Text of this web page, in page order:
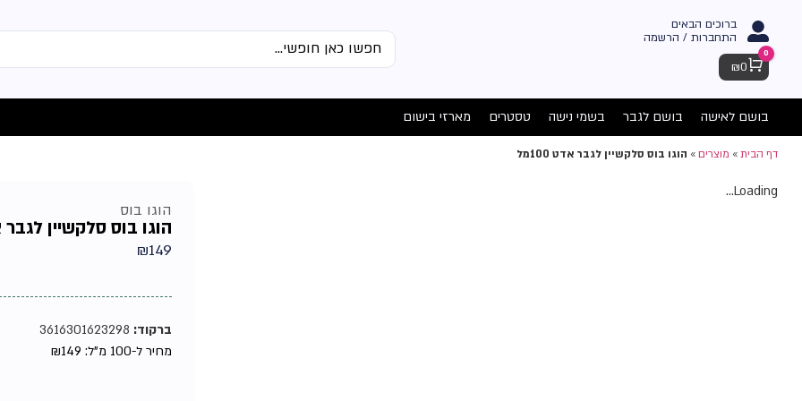
ברוכים הבאים
התחברות / הרשמה
Cart
0
₪0
בושם לאישה בושם לגבר בשמי נישה טסטרים מארזי בישום
דף הבית» מוצרים» הוגו בוס סלקשיין לגבר אדט 100מל
Loading...
הוגו בוס
הוגו בוס סלקשיין לגבר
₪149
ברקוד:
מחיר ל-100 מ"ל:
₪149